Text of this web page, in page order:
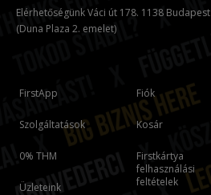
FirstApp
Szolgáltatások
0% THM
Üzleteink
Fiók
Kosár
Firstkártya
felhasználási
feltételek
Elérhetőségünk Váci út 178. 1138 Budapest
(Duna Plaza 2. emelet)